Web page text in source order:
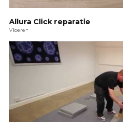
Allura Click reparatie
Vloeren